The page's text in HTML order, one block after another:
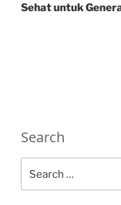
Sehat untuk
Search
for: